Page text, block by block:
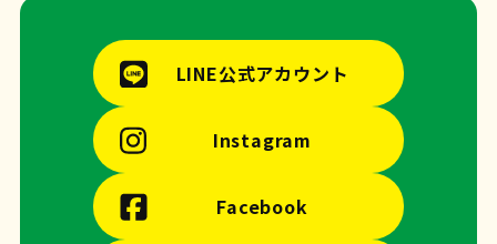
LINE公式アカウント
Instagram
Facebook